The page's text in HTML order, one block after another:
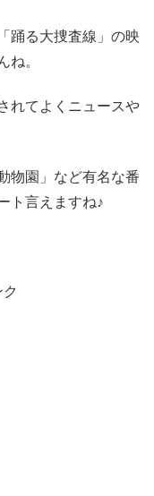
踊る大捜査線」の映
ね。
れてよくニュースや
物園」など有名な番
ト言えますね♪